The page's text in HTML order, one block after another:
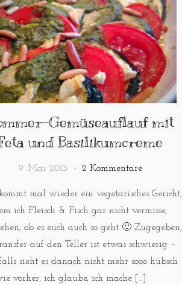
Gemüseauflauf mit
und Basilikumcreme
9. Mai 2013 2 Kommentare
mal wieder ein vegetarisches Gericht,
ich Fleisch & Fisch gar nicht vermisse,
ob es euch auch so geht 🙂 Zugegeben,
auf den Teller ist etwas schwierig –
sieht es danach nicht mehr sooo hübsch
vorher, ich glaube, ich mache […]